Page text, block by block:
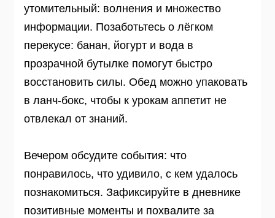
утомительный: волнения и множество
информации. Позаботьтесь о лёгком
перекусе: банан, йогурт и вода в
прозрачной бутылке помогут быстро
восстановить силы. Обед можно упаковать
в ланч-бокс, чтобы к урокам аппетит не
отвлекал от знаний.
Вечером обсудите события: что
понравилось, что удивило, с кем удалось
познакомиться. Зафиксируйте в дневнике
позитивные моменты и похвалите за